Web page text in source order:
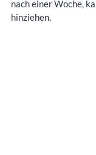
nach einer Woche,
hinziehen.